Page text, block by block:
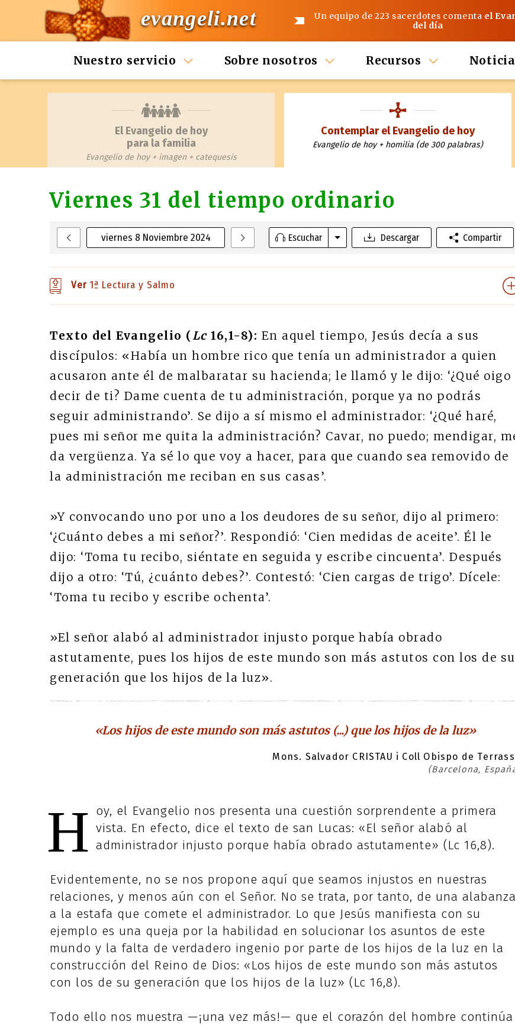
evangeli.net Un equipo de 223 sacerdotes comenta el
del día
Nuestro servicio Sobre nosotros Recursos
El Evangelio de hoy
para la familia
Evangelio de hoy + imagen + catequesis
Contemplar el Evangelio de hoy
Evangelio de hoy + homilia (de 300 palabras)
viernes 8 Noviembre 2024
Viernes 31 del tiempo ordinario
Escuchar Descargar Compartir
Ver 1ª Lectura y Salmo
Texto del Evangelio (Lc16,1-8): En aquel tiempo, Jesús decía a sus
discípulos: «Había un hombre rico que tenía un administrador a quien
acusaron ante él de malbaratar su hacienda; le llamó y le dijo: ‘¿Qué oigo
decir de ti? Dame cuenta de tu administración, porque ya no podrás
seguir administrando’. Se dijo a sí mismo el administrador: ‘¿Qué haré,
pues mi señor me quita la administración? Cavar, no puedo; mendigar,
da vergüenza. Ya sé lo que voy a hacer, para que cuando sea removido de
la administración me reciban en sus casas’.
»Y convocando uno por uno a los deudores de su señor, dijo al primero:
‘¿Cuánto debes a mi señor?’. Respondió: ‘Cien medidas de aceite’. Él le
dijo: ‘Toma tu recibo, siéntate en seguida y escribe cincuenta’. Después
dijo a otro: ‘Tú, ¿cuánto debes?’. Contestó: ‘Cien cargas de trigo’. Dícele:
‘Toma tu recibo y escribe ochenta’.
»El señor alabó al administrador injusto porque había obrado
astutamente, pues los hijos de este mundo son más astutos con los de su
generación que los hijos de la luz».
«Los hijos de este mundo son más astutos (...) que los hijos de la luz»
Mons. Salvador CRISTAU i Coll Obispo de
(Barcelona,
H oy, el Evangelio nos presenta una cuestión sorprendente a primera
vista. En efecto, dice el texto de san Lucas: «El señor alabó al
administrador injusto porque había obrado astutamente» (Lc 16,8).
Evidentemente, no se nos propone aquí que seamos injustos en nuestras
relaciones, y menos aún con el Señor. No se trata, por tanto, de una alabanza
a la estafa que comete el administrador. Lo que Jesús manifiesta con su
ejemplo es una queja por la habilidad en solucionar los asuntos de este
mundo y la falta de verdadero ingenio por parte de los hijos de la luz en la
construcción del Reino de Dios: «Los hijos de este mundo son más astutos
con los de su generación que los hijos de la luz» (Lc 16,8).
Todo ello nos muestra —¡una vez más!— que el corazón del hombre continúa